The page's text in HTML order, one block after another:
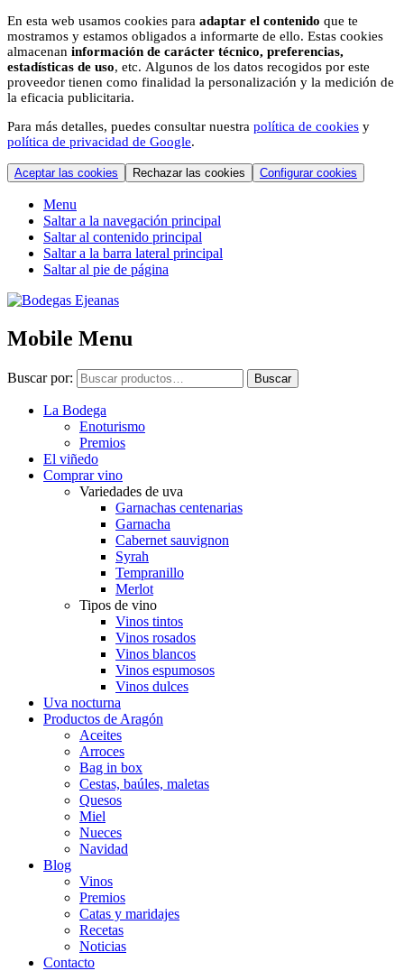
En esta web usamos cookies para adaptar el contenido que te
mostramos y estamos obligados a informarte de ello. Estas cookies
almacenan información de carácter técnico, preferencias,
estadísticas de uso, etc. Algunos de los datos recogidos por este
proveedor tienen como finalidad la personalización y la medición de
la eficacia publicitaria.
Para más detalles, puedes consultar nuestra política de cookies y
política de privacidad de Google.
Aceptar las cookies Rechazar las cookies Configurar cookies
Menu
Saltar a la navegación principal
Saltar al contenido principal
Saltar a la barra lateral principal
Saltar al pie de página
Mobile Menu
Buscar por: Buscar
La Bodega
Enoturismo
Premios
El viñedo
Comprar vino
Variedades de uva
Garnachas centenarias
Garnacha
Cabernet sauvignon
Syrah
Tempranillo
Merlot
Tipos de vino
Vinos tintos
Vinos rosados
Vinos blancos
Vinos espumosos
Vinos dulces
Uva nocturna
Productos de Aragón
Aceites
Arroces
Bag in box
Cestas, baúles, maletas
Quesos
Miel
Nueces
Navidad
Blog
Vinos
Premios
Catas y maridajes
Recetas
Noticias
Contacto